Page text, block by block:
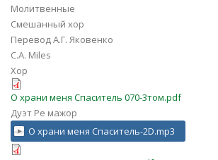
Молитвенные
Смешанный хор
Перевод А.Г. Яковенко
C.A. Miles
Хор
О храни меня Спаситель 070-3том.pdf
Дуэт Ре мажор
О храни меня Спаситель-2D.mp3